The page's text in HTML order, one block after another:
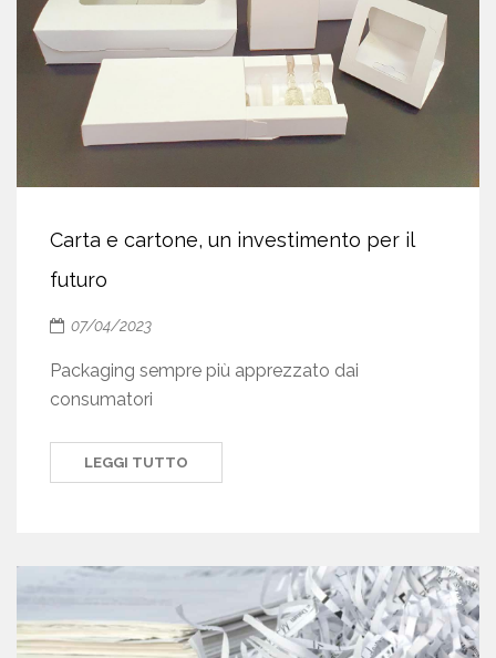
Carta e cartone, un investimento per il
futuro
07/04/2023
Packaging sempre più apprezzato dai
consumatori
LEGGI TUTTO